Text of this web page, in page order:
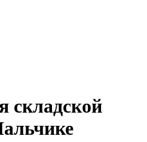
складской